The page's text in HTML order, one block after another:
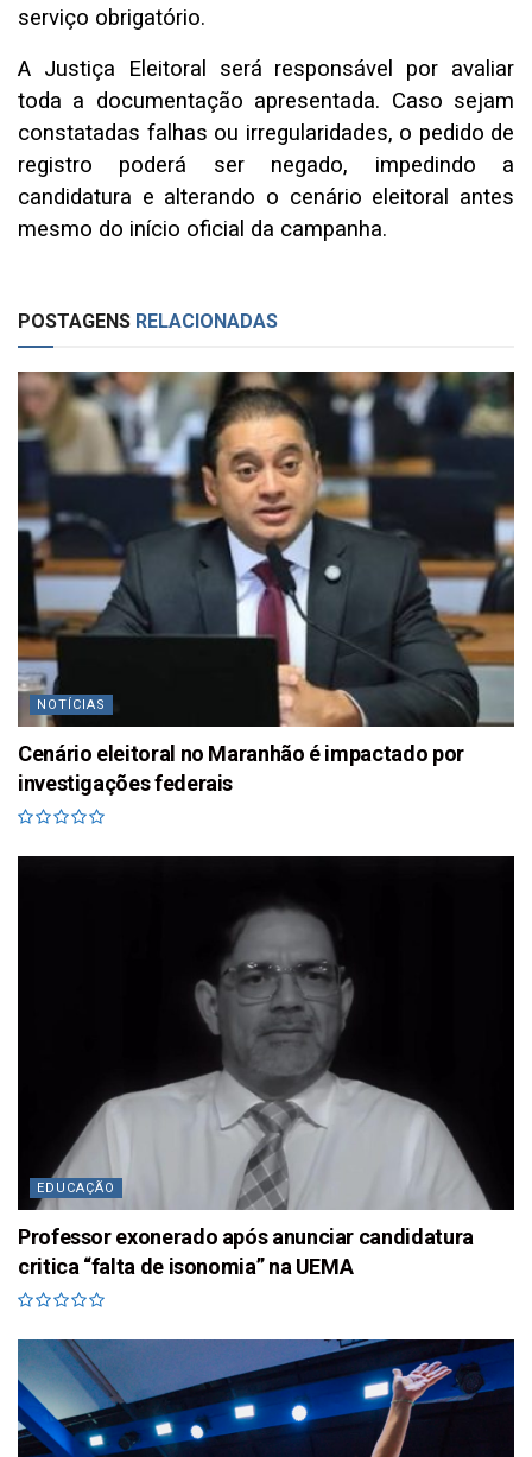
serviço obrigatório.
A Justiça Eleitoral será responsável por avaliar
toda a documentação apresentada. Caso sejam
constatadas falhas ou irregularidades, o pedido de
registro poderá ser negado, impedindo a
candidatura e alterando o cenário eleitoral antes
mesmo do início oficial da campanha.
POSTAGENS RELACIONADAS
NOTÍCIAS
Cenário eleitoral no Maranhão é impactado por
investigações federais
EDUCAÇÃO
Professor exonerado após anunciar candidatura
critica “falta de isonomia” na UEMA